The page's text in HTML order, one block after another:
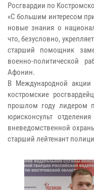
Росгвардии по
«С большим интересом
новые знания о
что, безусловно,
старший помощник
военно-политической
Афонин.
В Международной акции
костромские
прошлом году лидером
юрисконсульт
вневедомственной
старший лейтенант